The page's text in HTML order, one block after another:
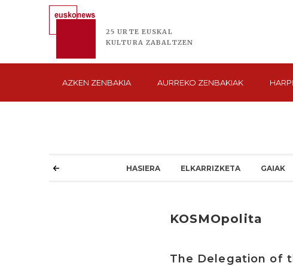
25 URTE EUSKAL
KULTURA ZABALTZEN
AZKEN ZENBAKIA AURREKO ZENBAKIAK
HASIERA ELKARRIZKETA GAIAK
KOSMOpolita
The Delegation of